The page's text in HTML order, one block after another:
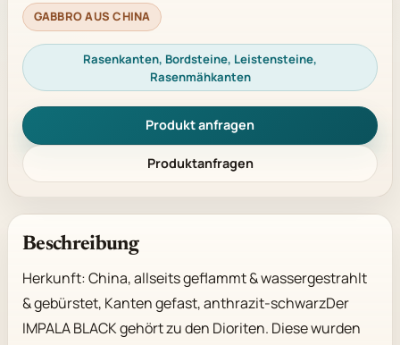
GABBRO AUS CHINA
Rasenkanten, Bordsteine, Leistensteine,
Rasenmähkanten
Produkt anfragen
Produktanfragen
Beschreibung
Herkunft: China, allseits geflammt & wassergestrahlt
& gebürstet, Kanten gefast, anthrazit-schwarzDer
IMPALA BLACK gehört zu den Dioriten. Diese wurden